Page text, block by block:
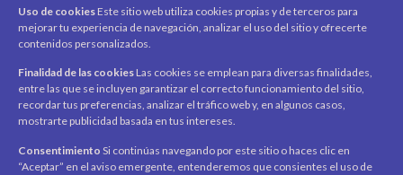
Uso de cookies Este sitio web utiliza cookies propias y de terceros para
mejorar tu experiencia de navegación, analizar el uso del sitio y ofrecerte
contenidos personalizados.
Finalidad de las cookies Las cookies se emplean para diversas finalidades,
entre las que se incluyen garantizar el correcto funcionamiento del sitio,
recordar tus preferencias, analizar el tráfico web y, en algunos casos,
mostrarte publicidad basada en tus intereses.
Consentimiento Si continúas navegando por este sitio o haces clic en
“Aceptar” en el aviso emergente, entenderemos que consientes el uso de
CUENTA
Mi cuenta
Productos / Servicios
Asociados
Acerca deContactoNoticias
SÍGUENOS